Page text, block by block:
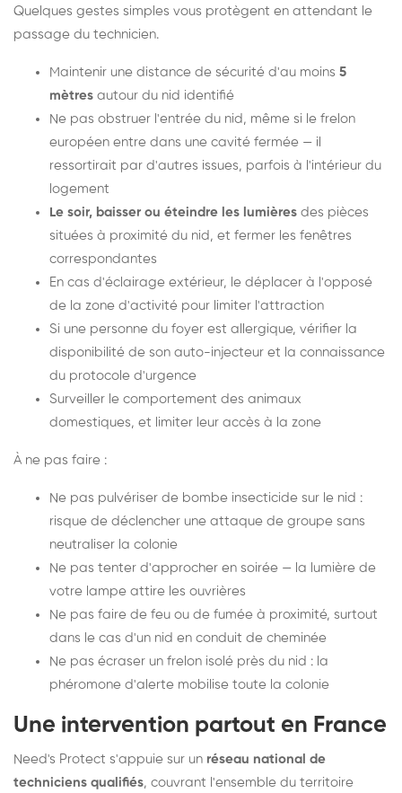
Quelques gestes simples vous protègent en attendant le
passage du technicien.
Maintenir une distance de sécurité d'au moins 5
mètres autour du nid identifié
Ne pas obstruer l'entrée du nid, même si le frelon
européen entre dans une cavité fermée — il
ressortirait par d'autres issues, parfois à l'intérieur du
logement
Le soir, baisser ou éteindre les lumières des pièces
situées à proximité du nid, et fermer les fenêtres
correspondantes
En cas d'éclairage extérieur, le déplacer à l'opposé
de la zone d'activité pour limiter l'attraction
Si une personne du foyer est allergique, vérifier la
disponibilité de son auto-injecteur et la connaissance
du protocole d'urgence
Surveiller le comportement des animaux
domestiques, et limiter leur accès à la zone
À ne pas faire :
Ne pas pulvériser de bombe insecticide sur le nid :
risque de déclencher une attaque de groupe sans
neutraliser la colonie
Ne pas tenter d'approcher en soirée — la lumière de
votre lampe attire les ouvrières
Ne pas faire de feu ou de fumée à proximité, surtout
dans le cas d'un nid en conduit de cheminée
Ne pas écraser un frelon isolé près du nid : la
phéromone d'alerte mobilise toute la colonie
Une intervention partout en France
Need's Protect s'appuie sur un réseau national de
techniciens qualifiés, couvrant l'ensemble du territoire